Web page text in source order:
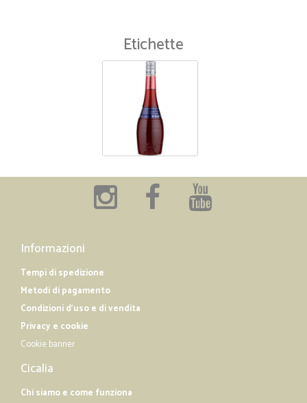
Etichette
Informazioni
Tempi di spedizione
Metodi di pagamento
Condizioni d'uso e di vendita
Privacy e cookie
Cookie banner
Cicalia
Chi siamo e come funziona